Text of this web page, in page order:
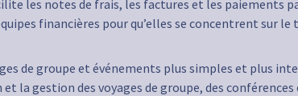
les notes de frais, les factures et les paiements
financières pour qu’elles se concentrent sur le
de groupe et événements plus simples et plus
la gestion des voyages de groupe, des conférences